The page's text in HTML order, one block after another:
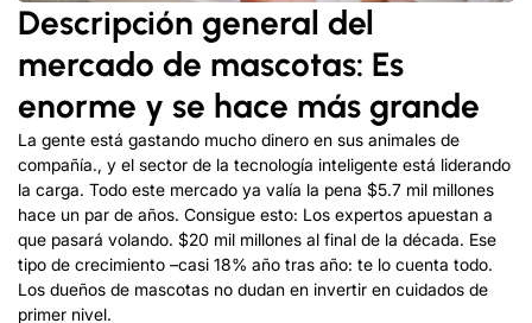
Descripción general del
mercado de mascotas: Es
enorme y se hace más grande
La gente está gastando mucho dinero en sus animales de
compañía., y el sector de la tecnología inteligente está liderando
la carga. Todo este mercado ya valía la pena $5.7 mil millones
hace un par de años. Consigue esto: Los expertos apuestan a
que pasará volando. $20 mil millones al final de la década. Ese
tipo de crecimiento –casi 18% año tras año: te lo cuenta todo.
Los dueños de mascotas no dudan en invertir en cuidados de
primer nivel.